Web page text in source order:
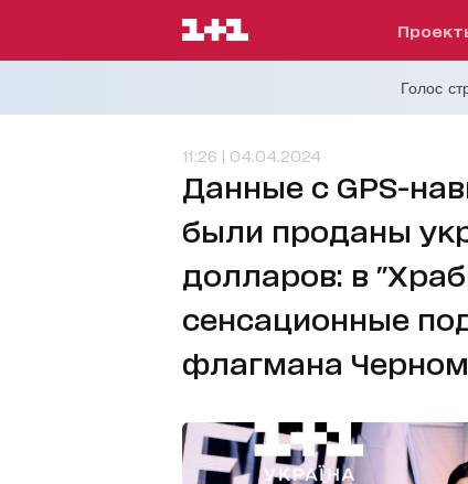
Голос
11:26 | 04.04.2024
Данные с GPS-
были проданы
долларов: в
сенсационные
флагмана